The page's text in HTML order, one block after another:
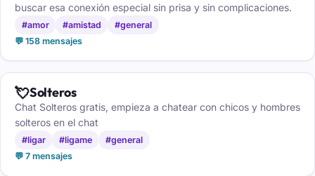
buscar esa conexión especial sin prisa y sin complicaciones.
#amor #amistad
#general
💬 158 mensajes
💘Solteros
Chat Solteros gratis, empieza a chatear con chicos y hombres
solteros en el chat
#ligar #ligame
#general
💬 7 mensajes